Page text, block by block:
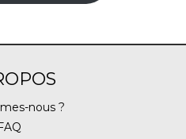
nous ?
FAQ